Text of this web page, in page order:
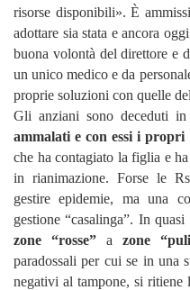
risorse disponibili». È
adottare sia stata e ancora
buona volontà del direttore e
un unico medico e da
proprie soluzioni con quelle
Gli anziani sono deceduti
ammalati e con essi i
che ha contagiato la figlia e
in rianimazione. Forse le
gestire epidemie, ma una
gestione “casalinga”. In
zone “rosse” azone
paradossali per cui se in una
negativi al tampone, si ritiene